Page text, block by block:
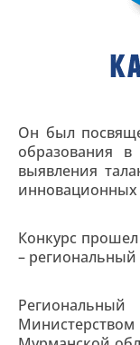
Он был
образования
выявления
инновационных
Конкурс
–